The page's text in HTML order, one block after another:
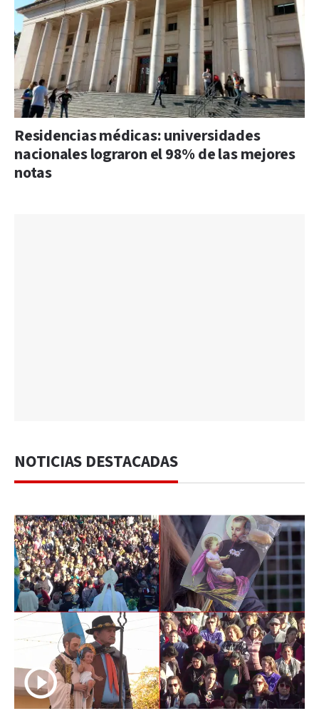
Residencias médicas: universidades
nacionales lograron el 98% de las mejores
notas
NOTICIAS DESTACADAS